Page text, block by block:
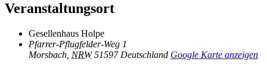
Veranstaltungsort
Gesellenhaus Holpe
Pfarrer-Pflugfelder-Weg 1
Morsbach NRW 51597 Deutschland Google Karte anzeigen